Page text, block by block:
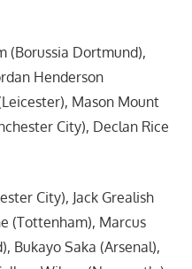
(Borussia Dortmund),
Henderson
Mason Mount
City), Declan Rice
City), Jack Grealish
(Tottenham), Marcus
Bukayo Saka (Arsenal),